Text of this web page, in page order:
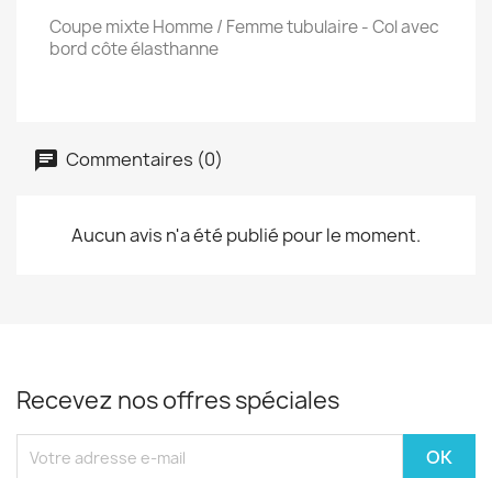
Coupe mixte Homme / Femme tubulaire - Col avec
bord côte élasthanne
Commentaires (0)
Aucun avis n'a été publié pour le moment.
Recevez nos offres spéciales